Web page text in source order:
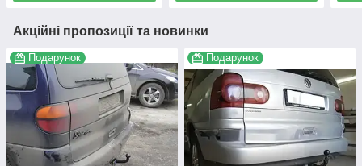
Акційні пропозиції та новинки
Подарунок Подарунок